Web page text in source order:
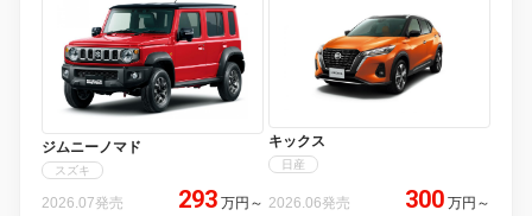
ジムニーノマド
スズキ
2026.07発売 293 万円 ～
キックス
日産
2026.06発売 300 万円 ～